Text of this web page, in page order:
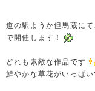
道の駅ようか但馬蔵に
で開催します！
どれも素敵な作品です
鮮やかな草花がいっぱ